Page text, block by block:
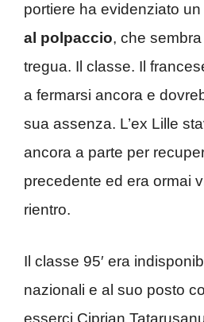
portiere ha evidenziato un
al polpaccio, che
tregua. Il classe. Il
a fermarsi ancora e
sua assenza. L’ex Lille
ancora a parte per
precedente ed era ormai
rientro.
Il classe 95′ era
nazionali e al suo posto
esserci Ciprian